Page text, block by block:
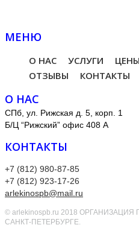
МЕНЮ
О НАС УСЛУГИ ЦЕНЫ
ОТЗЫВЫ
КОНТАКТЫ
О НАС
СПб, ул. Рижская д. 5, корп. 1
Б/Ц “Рижский” офис 408 А
КОНТАКТЫ
+7 (812) 980-87-85
+7 (812) 923-17-26
arlekinospb@mail.ru
© arlekinospb.ru 2018
САНКТ-ПЕТЕРБУРГЕ.